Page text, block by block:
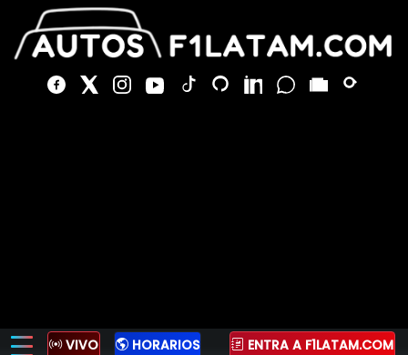
VIVO HORARIOS ENTRA A F1LATAM.COM